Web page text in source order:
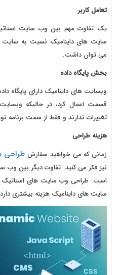
تعامل کاربر
یک تفاوت مهم بین وب سایت
سایت های داینامیک نسبت به سایت
می توان داشت.
بخش پایگاه داده
وبسایت های داینامیک دارای پایگاه
قسمت اعمال کرد، در حالیکه
تغییرات ندارند و فقط از سمت برنامه
هزینه طراحی
زمانی که می خواهید سفارش طراحی
نیز فکر می کنید. تفاوت دیگر بین وب
است. طراحی وب سایت های استاتیک
سایت های داینامیک هزینه بیشتری